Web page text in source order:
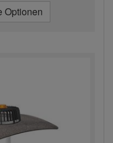
Optionen